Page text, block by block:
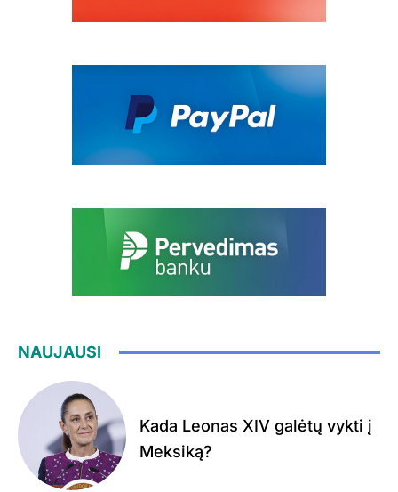
NAUJAUSI
Kada Leonas XIV galėtų vykti į
Meksiką?